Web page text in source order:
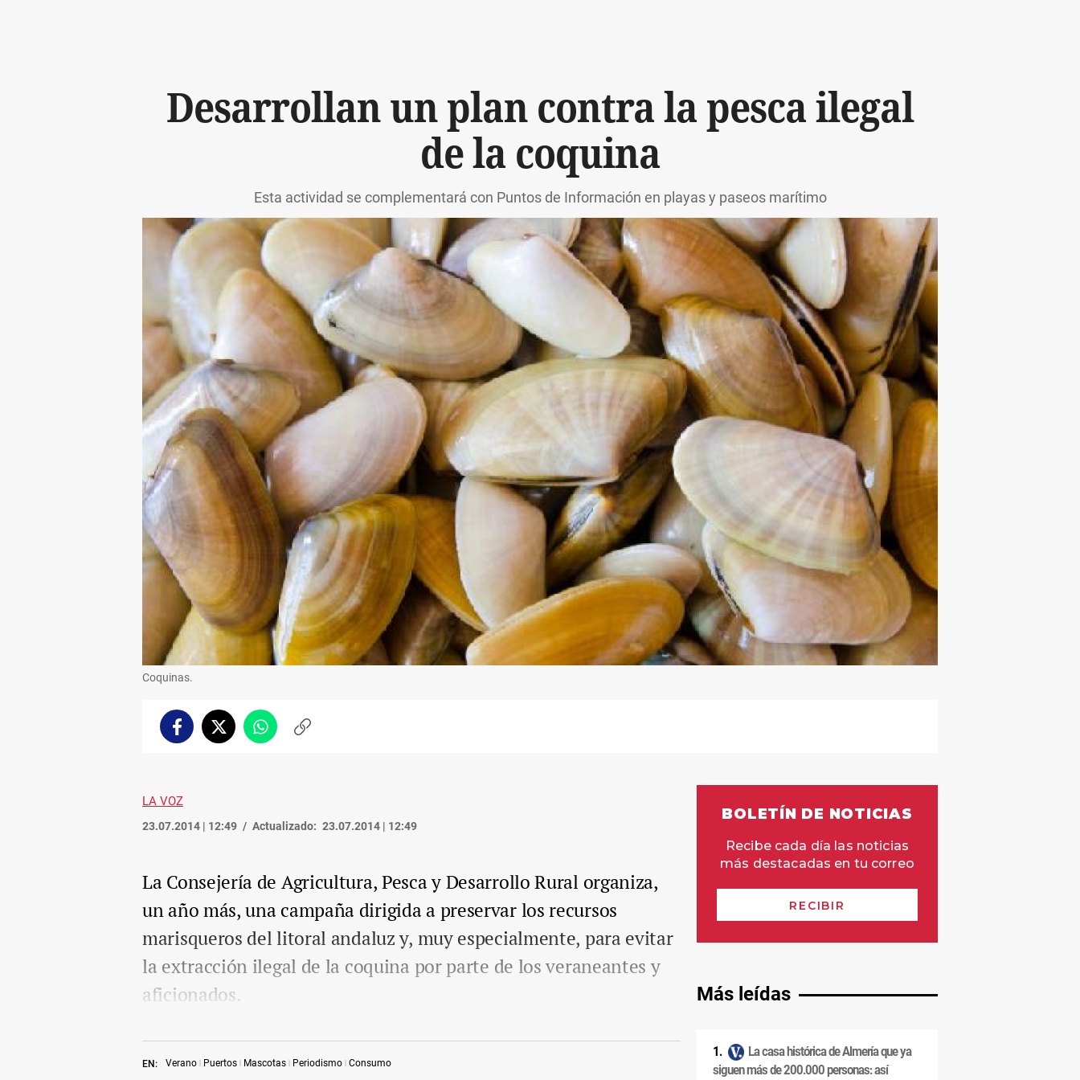
Desarrollan un plan contra la pesca ilegal
de la coquina
Esta actividad se complementará con Puntos de Información en playas y paseos marítimo
Coquinas.
FacebookTwitterWhatsappCopiar
LA VOZ
23.07.2014 | 12:49 Actualizado: 23.07.2014 | 12:49
EN: Verano Puertos Mascotas Periodismo Consumo
La Consejería de Agricultura, Pesca y Desarrollo Rural organiza,
un año más, una campaña dirigida a preservar los recursos
marisqueros del litoral andaluz y, muy especialmente, para evitar
la extracción ilegal de la coquina por parte de los veraneantes y
aficionados.
Más leídas
La casa histórica de Almería que ya
siguen más de 200.000 personas: así